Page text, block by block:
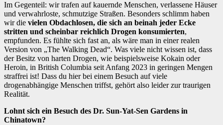
Im Gegenteil: wir trafen auf kauernde Menschen, verlassene Häuser
und verwahrloste, schmutzige Straßen. Besonders schlimm haben
wir die vielen Obdachlosen, die sich an beinah jeder Ecke
stritten und scheinbar reichlich Drogen konsumierten,
empfunden. Es fühlte sich fast an, als wäre man in einer realen
Version von „The Walking Dead“. Was viele nicht wissen ist, dass
der Besitz von harten Drogen, wie beispielsweise Kokain oder
Heroin, in British Columbia seit Anfang 2023 in geringen Mengen
straffrei ist! Dass du hier bei einem Besuch auf viele
drogenabhängige Menschen triffst, gehört also leider zur traurigen
Realität.
Lohnt sich ein Besuch des Dr. Sun-Yat-Sen Gardens in
Chinatown?